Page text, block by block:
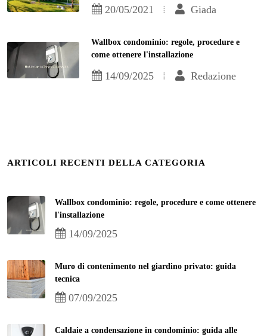
20/05/2021 Giada
Wallbox condominio: regole, procedure e
come ottenere l'installazione
14/09/2025 Redazione
ARTICOLI RECENTI DELLA CATEGORIA
Wallbox condominio: regole, procedure e come ottenere
l'installazione
14/09/2025
Muro di contenimento nel giardino privato: guida
tecnica
07/09/2025
Caldaie a condensazione in condominio: guida alle